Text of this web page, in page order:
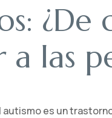
las
es un